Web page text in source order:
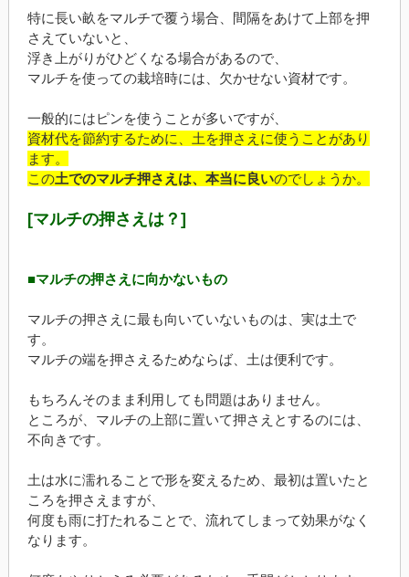
特に長い畝をマルチで覆う場合、間隔をあけて上部を押
さえていないと、
浮き上がりがひどくなる場合があるので、
マルチを使っての栽培時には、欠かせない資材です。
一般的にはピンを使うことが多いですが、
資材代を節約するために、土を押さえに使うことがあり
ます。
この土でのマルチ押さえは、本当に良いのでしょうか。
[マルチの押さえは？]
■マルチの押さえに向かないもの
マルチの押さえに最も向いていないものは、実は土で
す。
マルチの端を押さえるためならば、土は便利です。
もちろんそのまま利用しても問題はありません。
ところが、マルチの上部に置いて押さえとするのには、
不向きです。
土は水に濡れることで形を変えるため、最初は置いたと
ころを押さえますが、
何度も雨に打たれることで、流れてしまって効果がなく
なります。